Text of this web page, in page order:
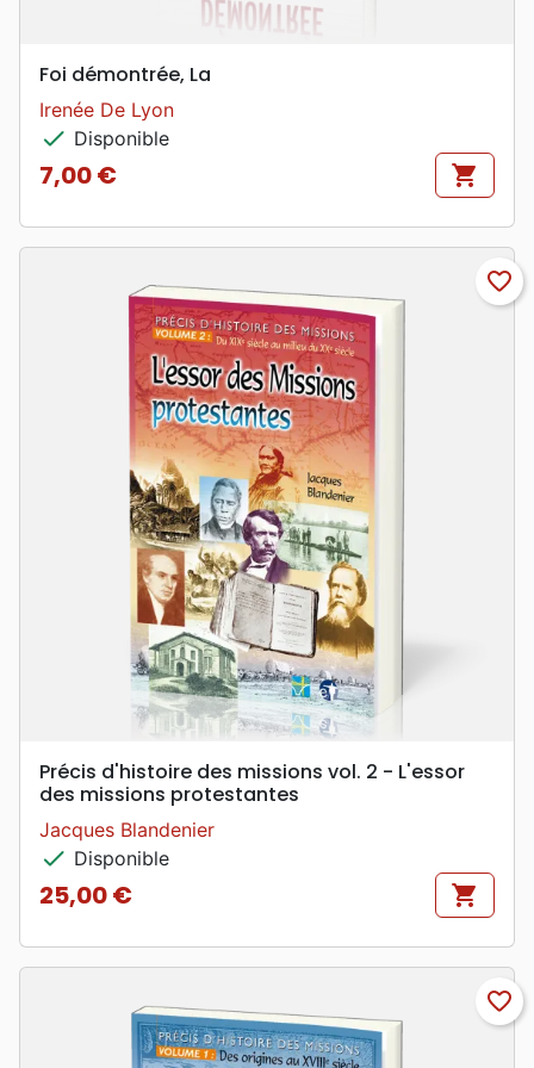
Foi démontrée, La
Irenée De Lyon
check Disponible
Prix
7,00 € shopping_cart
favorite_border
Précis d'histoire des missions vol. 2 - L'essor
des missions protestantes
Jacques Blandenier
check Disponible
Prix
25,00 € shopping_cart
favorite_border